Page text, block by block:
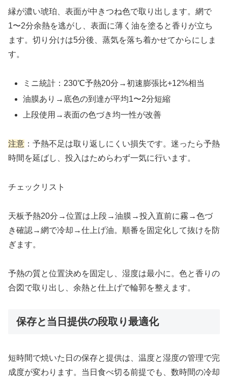
縁が濃い琥珀、表面が中きつね色で取り出します。網で
1〜2分余熱を逃がし、表面に薄く油を塗ると香りが立ち
ます。切り分けは5分後、蒸気を落ち着かせてからにしま
す。
ミニ統計：230℃予熱20分→初速膨張比+12%相当
油膜あり→底色の到達が平均1〜2分短縮
上段使用→表面の色づき均一性が改善
注意 ：予熱不足は取り返しにくい損失です。迷ったら予熱
時間を延ばし、投入はためらわず一気に行います。
チェックリスト
天板予熱20分→位置は上段→油膜→投入直前に霧→色づ
き確認→網で冷却→仕上げ油。順番を固定化して抜けを防
ぎます。
予熱の質と位置決めを固定し、湿度は最小に。色と香りの
合図で取り出し、余熱と仕上げで輪郭を整えます。
保存と当日提供の段取り最適化
短時間で焼いた日の保存と提供は、温度と湿度の管理で完
成度が変わります。当日食べ切る前提でも、数時間の冷却